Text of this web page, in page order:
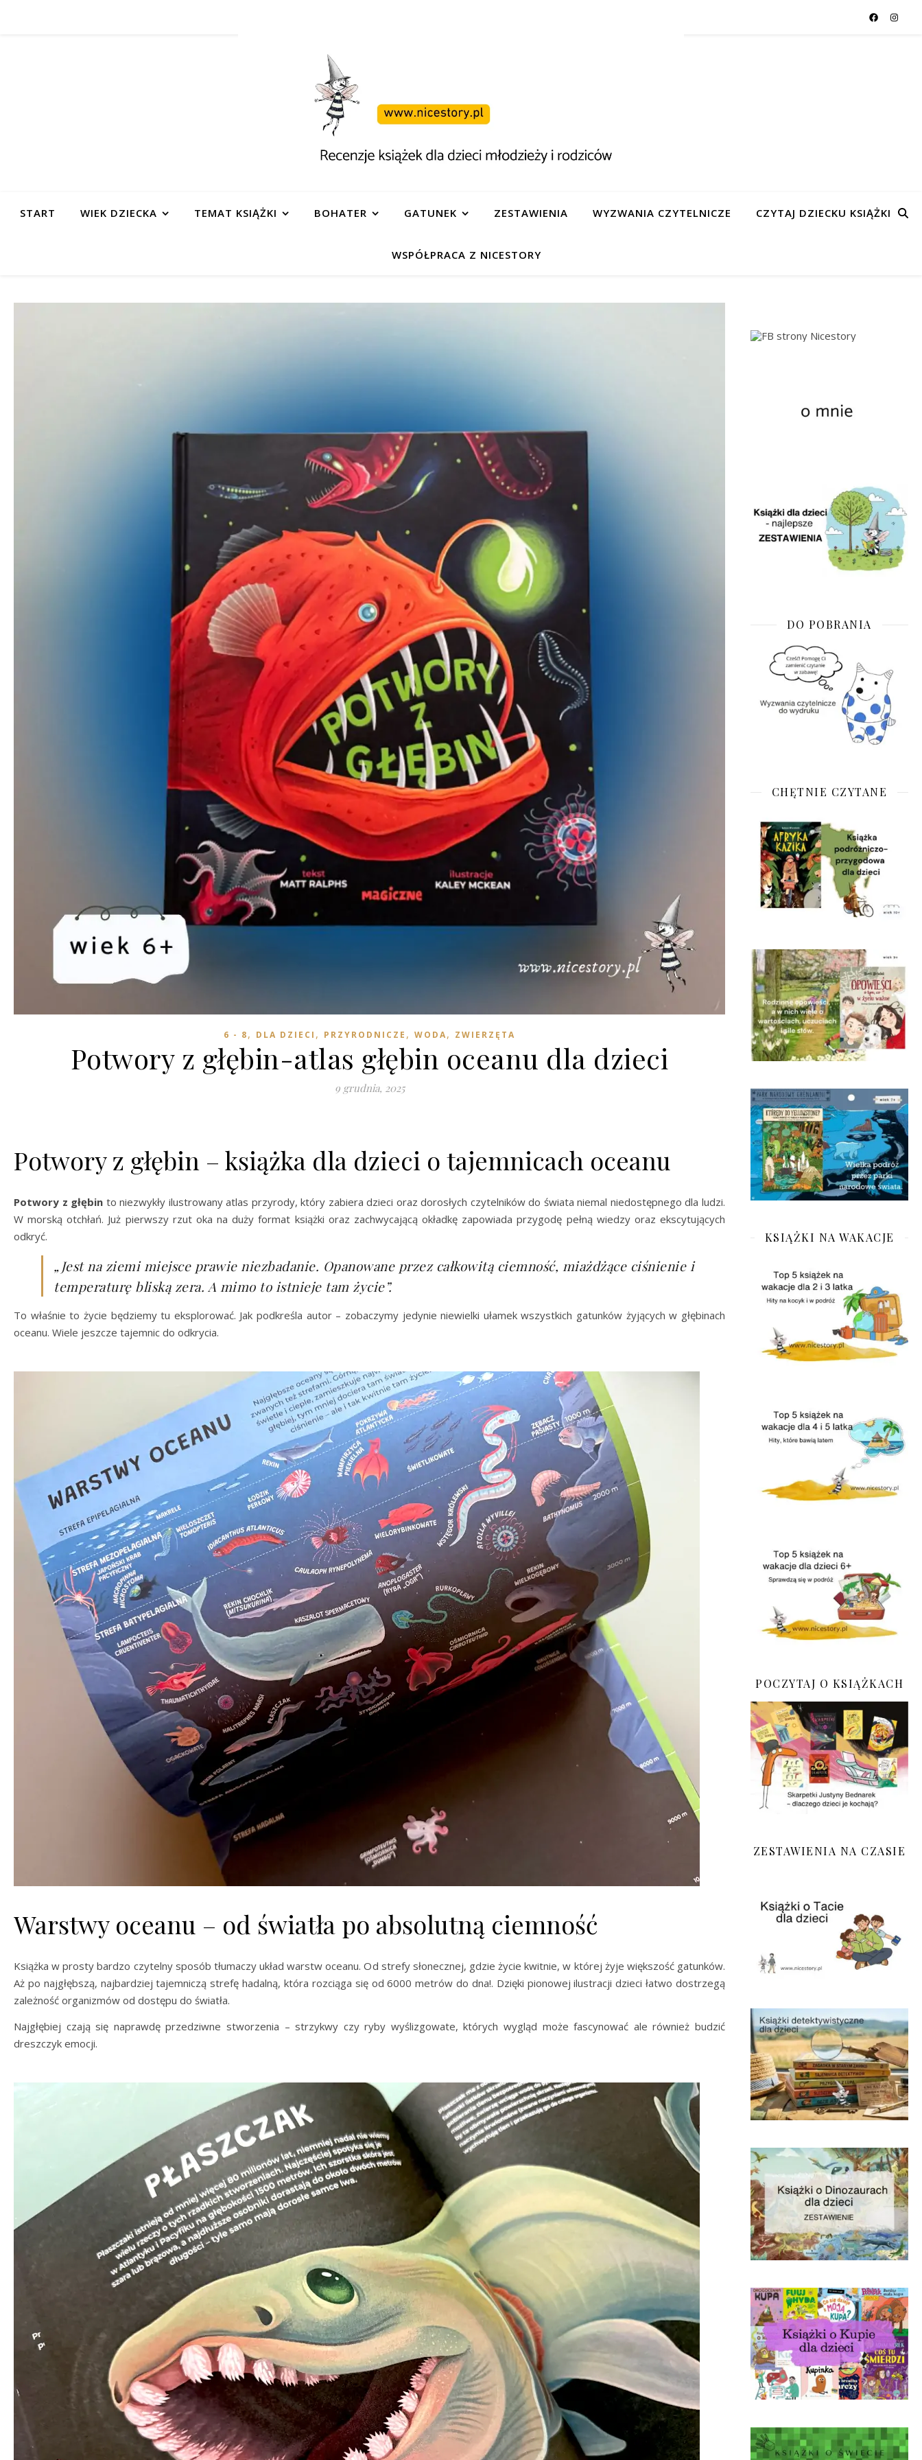
START WIEK DZIECKA TEMAT KSIĄŻKI BOHATER GATUNEK ZESTAWIENIA WYZWANIA CZYTELNICZE CZYTAJ DZIECKU KSIĄŻKI
WSPÓŁPRACA Z NICESTORY
6 - 8, DLA DZIECI , PRZYRODNICZE , WODA, ZWIERZĘTA
Potwory z głębin-atlas głębin oceanu dla dzieci
9 grudnia, 2025
Potwory z głębin – książka dla dzieci o tajemnicach oceanu
Potwory z głębin to niezwykły ilustrowany atlas przyrody, który zabiera dzieci oraz dorosłych czytelników do świata niemal niedostępnego dla ludzi.
W morską otchłań. Już pierwszy rzut oka na duży format książki oraz zachwycającą okładkę zapowiada przygodę pełną wiedzy oraz ekscytujących
odkryć.
„Jest na ziemi miejsce prawie niezbadanie. Opanowane przez całkowitą ciemność, miażdżące ciśnienie i
temperaturę bliską zera. A mimo to istnieje tam życie”.
To właśnie to życie będziemy tu eksplorować. Jak podkreśla autor – zobaczymy jedynie niewielki ułamek wszystkich gatunków żyjących w głębinach
oceanu. Wiele jeszcze tajemnic do odkrycia.
Warstwy oceanu – od światła po absolutną ciemność
Książka w prosty bardzo czytelny sposób tłumaczy układ warstw oceanu. Od strefy słonecznej, gdzie życie kwitnie, w której żyje większość gatunków.
Aż po najgłębszą, najbardziej tajemniczą strefę hadalną, która rozciąga się od 6000 metrów do dna!. Dzięki pionowej ilustracji dzieci łatwo dostrzegą
zależność organizmów od dostępu do światła.
Najgłębiej czają się naprawdę przedziwne stworzenia – strzykwy czy ryby wyślizgowate, których wygląd może fascynować ale również budzić
dreszczyk emocji.
DO POBRANIA
CHĘTNIE CZYTANE
KSIĄŻKI NA WAKACJE
POCZYTAJ O KSIĄŻKACH
ZESTAWIENIA NA CZASIE